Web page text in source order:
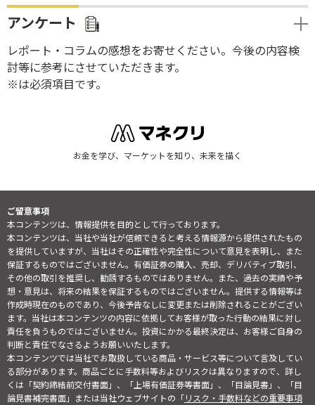
アンケート
レポート・コラムの感想をお寄せください。今後の内容検
討等に参考にさせていただきます。
※は必須項目です。
お金を学び、マーケットを知り、未来を描く
ご留意事項
本コンテンツは、情報提供を目的として行っております。
本コンテンツは、当社や当社が信頼できると考える情報源から提供されたもの
を提供していますが、当社はその正確性や完全性について意見を表明し、また
保証するものではございません。有価証券の購入、売却、デリバティブ取引、
その他の取引を推奨し、勧誘するものではありません。また、過去の実績や予
想・意見は、将来の結果を保証するものではございません。提供する情報等は
作成時現在のものであり、今後予告なしに変更または削除されることがござい
ます。当社は本コンテンツの内容に依拠してお客様が取った行動の結果に対し
責任を負うものではございません。投資にかかる最終決定は、お客様ご自身の
判断と責任でなさるようお願いいたします。
本コンテンツでは当社でお取扱している商品・サービス等について言及してい
る部分があります。商品ごとに手数料等およびリスクは異なりますので、詳し
くは「契約締結前交付書面」、「上場有価証券等書面」、「目論見書」、「目
論見書補完書面」または当社ウェブサイトの「リスク・手数料などの重要事項